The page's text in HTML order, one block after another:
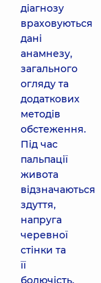
діагнозу
враховуються
дані
анамнезу,
загального
огляду та
додаткових
методів
обстеження.
Під час
пальпації
живота
відзначаються
здуття,
напруга
черевної
стінки та
її
болючість.